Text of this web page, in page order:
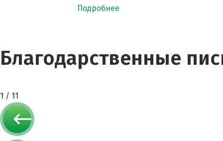
Подробнее
Благодарственные
1 / 11